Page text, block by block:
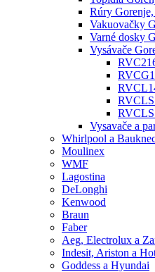
Rúry
Vakuovačky
Varné dosky
Vysávače
Vysavače a
Whirlpool a
Moulinex
WMF
Lagostina
DeLonghi
Kenwood
Braun
Faber
Aeg, Electrolux a
Indesit, Ariston a
Goddess a Hyundai